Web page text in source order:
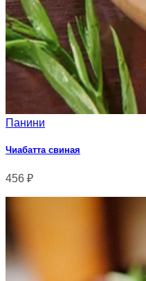
Панини
Чиабатта свиная
456 ₽